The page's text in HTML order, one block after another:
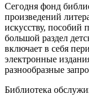
Сегодня фонд
произведений
искусству, пособий
большой раздел
включает в себя
электронные
разнообразные
Библиотека